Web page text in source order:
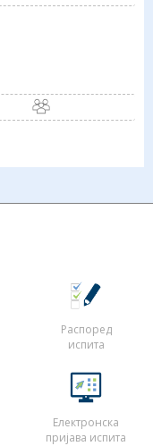
Распоред
испита
Електронска
пријава испита